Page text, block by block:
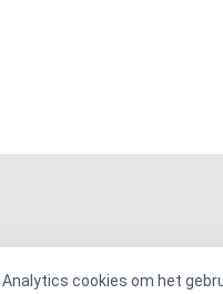
Analytics cookies om het